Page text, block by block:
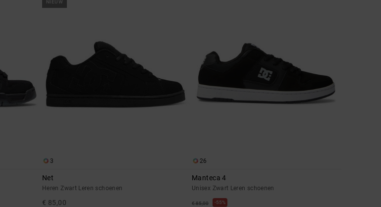
NIEUW
3
Net
Heren Zwart Leren schoenen
€ 85,00
26
Manteca 4
Unisex Zwart Leren schoenen
€ 85,00 55%